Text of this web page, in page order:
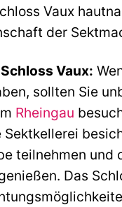
Vaux
der
Vaux:
sollten Sie
Rheingau
Sektkellerei
teilnehmen und
Das